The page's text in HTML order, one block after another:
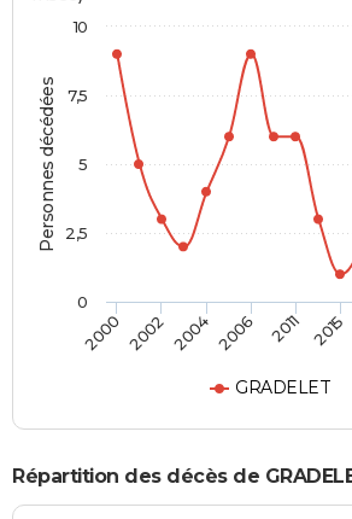
Personnes décédées
GRADELET
2000 2002 2004 2006 2011 2015
0
2,5
5
7,5
10
Répartition des décès de